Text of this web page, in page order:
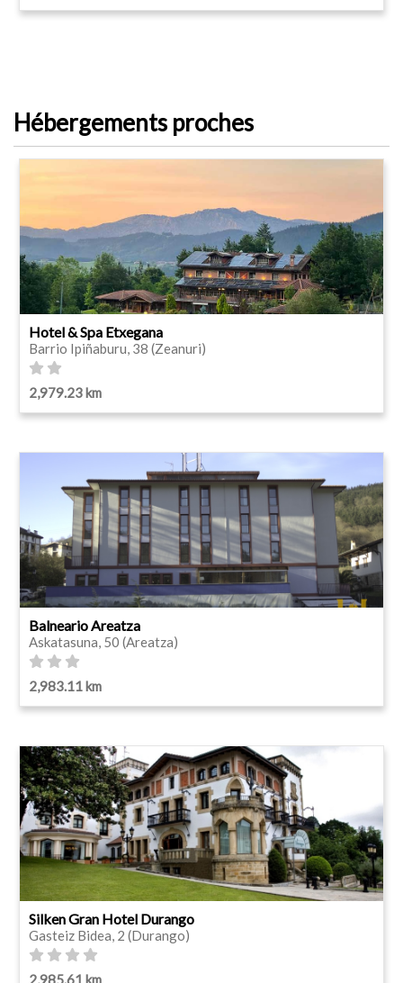
Hébergements proches
Hotel & Spa Etxegana
Barrio Ipiñaburu, 38 (Zeanuri)
2,979.23 km
Balneario Areatza
Askatasuna, 50 (Areatza)
2,983.11 km
Silken Gran Hotel Durango
Gasteiz Bidea, 2 (Durango)
2,985.61 km